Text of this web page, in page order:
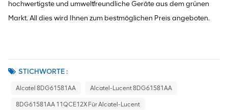
hochwertigste und umweltfreundliche Geräte aus dem grünen
Markt. All dies wird Ihnen zum bestmöglichen Preis angeboten.
STICHWORTE :
Alcatel 8DG61581AA Alcatel-Lucent 8DG61581AA
8DG61581AA 11QCE12X Für Alcatel-Lucent